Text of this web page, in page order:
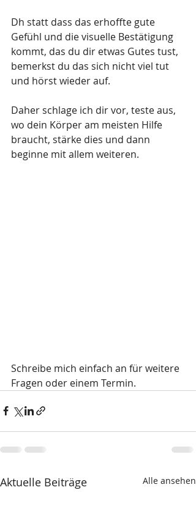
Dh statt dass das erhoffte gute
Gefühl und die visuelle Bestätigung
kommt, das du dir etwas Gutes tust,
bemerkst du das sich nicht viel tut
und hörst wieder auf.
Daher schlage ich dir vor, teste aus,
wo dein Körper am meisten Hilfe
braucht, stärke dies und dann
beginne mit allem weiteren.
Schreibe mich einfach an für weitere
Fragen oder einem Termin.
Aktuelle Beiträge Alle ansehen